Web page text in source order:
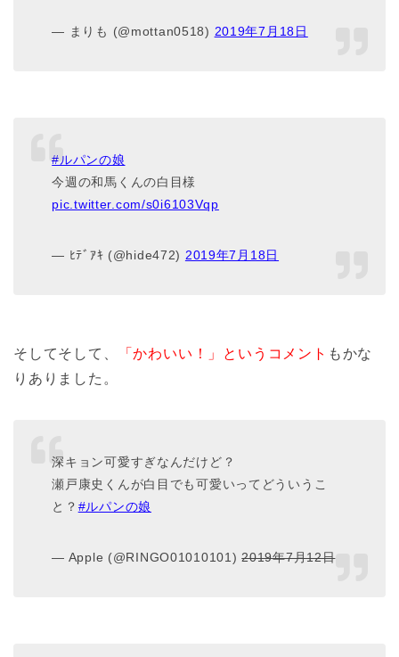
— まりも (@mottan0518) 2019年7月18日
#ルパンの娘
今週の和馬くんの白目様
pic.twitter.com/s0i6103Vqp
— ﾋﾃﾞｱｷ (@hide472) 2019年7月18日
そしてそして、 「かわいい！」というコメント もかな
りありました。
深キョン可愛すぎなんだけど？
瀬戸康史くんが白目でも可愛いってどういうこ
と？ #ルパンの娘
— Apple (@RINGO01010101)2019年7月12日